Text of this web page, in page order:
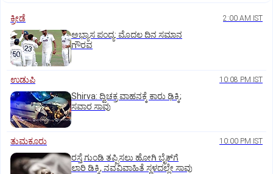
ಕ್ರೀಡೆ 2:00 AM IST
ಅಭ್ಯಾಸ ಪಂದ್ಯ: ಮೊದಲ ದಿನ ಸಮಾನ
ಗೌರವ
ಉಡುಪಿ 10:08 PM IST
Shirva: ದ್ವಿಚಕ್ರ ವಾಹನಕ್ಕೆ ಕಾರು ಢಿಕ್ಕಿ;
ಸವಾರ ಸಾವು
ತುಮಕೂರು 10:00 PM IST
ರಸ್ತೆ ಗುಂಡಿ ತಪ್ಪಿಸಲು ಹೋಗಿ ಬೈಕ್‌ಗೆ
ಲಾರಿ ಡಿಕ್ಕಿ, ನವವಿವಾಹಿತೆ ಸ್ಥಳದಲ್ಲೇ ಸಾವು